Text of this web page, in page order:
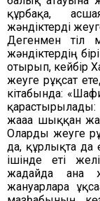
құрбақа,
жәндіктерді
Дегенмен тіл
жәндіктердің
отырып, кейбір
жеуге рұқсат
кітабында:
қарастырылады:
жағаға шыққан
Оларды жеуге
да, құрлықта да
ішінде еті
жағдайда ғана
жануарларға